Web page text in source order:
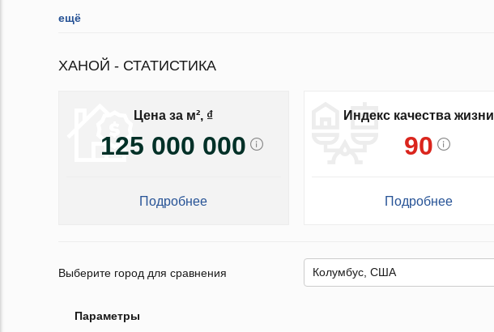
ещё
ХАНОЙ - СТАТИСТИКА
Цена за м², ₫
125 000 000
Подробнее
Индекс качества жизни
90
Подробнее
Выберите город для сравнения
Параметры